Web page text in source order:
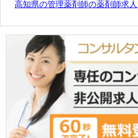
高知県の管理薬剤師の薬剤師求人